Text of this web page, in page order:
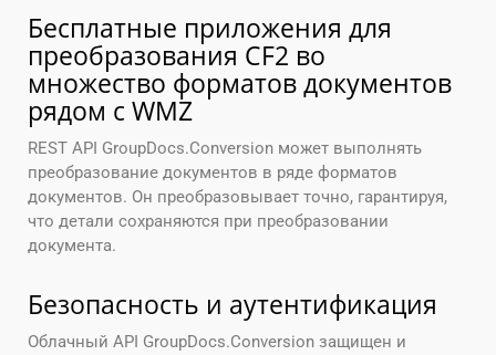
Бесплатные приложения для
преобразования CF2 во
множество форматов документов
рядом с WMZ
REST API GroupDocs.Conversion может выполнять
преобразование документов в ряде форматов
документов. Он преобразовывает точно, гарантируя,
что детали сохраняются при преобразовании
документа.
Безопасность и аутентификация
Облачный API GroupDocs.Conversion защищен и